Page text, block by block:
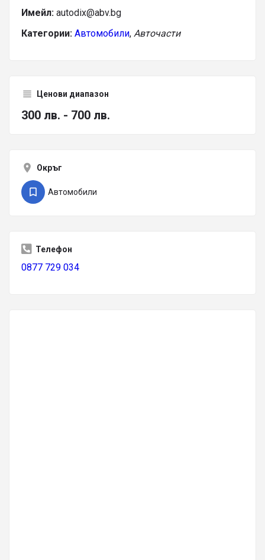
Имейл: autodix@abv.bg
Категории: Автомобили, Авточасти
Ценови диапазон
300 лв. - 700 лв.
Окръг
Автомобили
Телефон
0877 729 034